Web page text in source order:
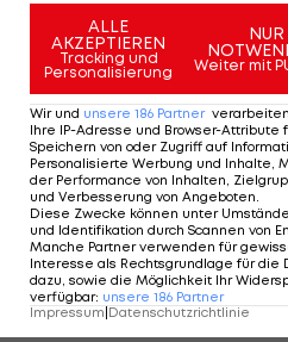
ALLE
AKZEPTIEREN
Tracking und
Personalisierung
NUR
Weiter mit
Wir und unsere 186 Partner
Ihre IP-Adresse und Browser-
Speichern von oder Zugriff auf
Personalisierte Werbung und Inhalte,
der Performance von Inhalten,
und Verbesserung von Angeboten.
Diese Zwecke können unter
und Identifikation durch Scannen von
Manche Partner verwenden für
Interesse als Rechtsgrundlage für die
dazu, sowie die Möglichkeit Ihr
verfügbar: unsere 186 Partner
Impressum Datenschutzrichtlinie